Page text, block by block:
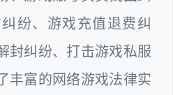
纷、游戏充值退费纠
封纠纷、打击游戏私服
丰富的网络游戏法律实